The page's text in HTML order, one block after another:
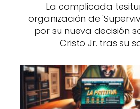
La complicada
organización de
por su nueva decisión
Cristo Jr. tras su